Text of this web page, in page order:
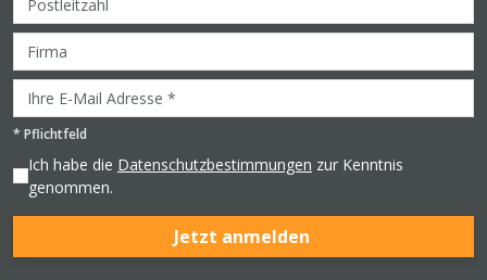
* Pflichtfeld
Ich habe die Datenschutzbestimmungen zur Kenntnis
genommen.
Jetzt anmelden